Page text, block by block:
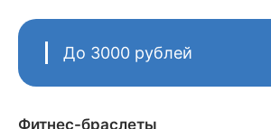
До 3000 рублей
Фитнес-браслеты